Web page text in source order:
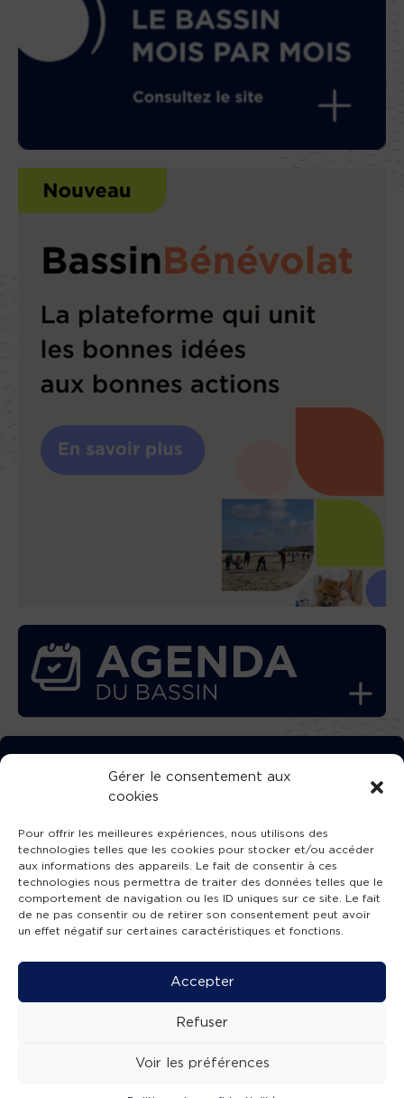
Gérer le consentement aux
cookies
Pour offrir les meilleures expériences, nous utilisons des
technologies telles que les cookies pour stocker et/ou accéder
aux informations des appareils. Le fait de consentir à ces
technologies nous permettra de traiter des données telles que le
comportement de navigation ou les ID uniques sur ce site. Le fait
de ne pas consentir ou de retirer son consentement peut avoir
un effet négatif sur certaines caractéristiques et fonctions.
Accepter
Refuser
Voir les préférences
TÉLÉCHARGEZ GRATUITEMENT
L’APPLICATION TVBA !
SUIVEZ-NOUS !
Mentions légales -Accessibilité